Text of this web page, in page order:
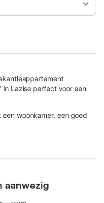
in Lazise perfect voor een
woonkamer, een goed
aanwezig